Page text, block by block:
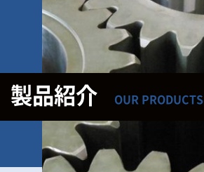
製品紹介 OUR PRODUCTS